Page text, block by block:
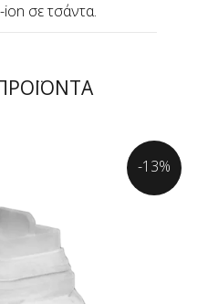
ion σε τσάντα.
-13%